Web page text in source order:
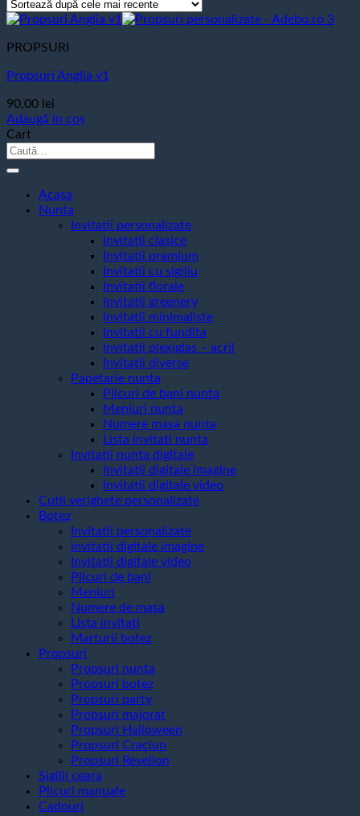
PROPSURI
Propsuri Anglia v1
90,00 lei
Adaugă în coș
Cart
Caută
Acasa
Nunta
Invitatii personalizate
Invitatii clasice
Invitatii premium
Invitatii cu sigiliu
Invitatii florale
Invitatii greenery
Invitatii minimaliste
Invitatii cu fundita
Invitatii plexiglas – acril
Invitatii diverse
Papetarie nunta
Plicuri de bani nunta
Meniuri nunta
Numere masa nunta
Lista invitati nunta
Invitatii nunta digitale
Invitatii digitale imagine
Invitatii digitale video
Cutii verighete personalizate
Botez
Invitatii personalizate
invitatii digitale imagine
Invitatii digitale video
Plicuri de bani
Meniuri
Numere de masa
Lista invitati
Marturii botez
Propsuri
Propsuri nunta
Propsuri botez
Propsuri party
Propsuri majorat
Propsuri Halloween
Propsuri Craciun
Propsuri Revelion
Sigilii ceara
Plicuri manuale
Cadouri